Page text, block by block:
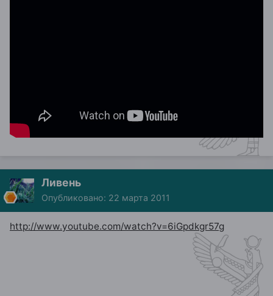
Ливень
Опубликовано: 22 марта 2011
http://www.youtube.com/watch?v=6iGpdkgr57g